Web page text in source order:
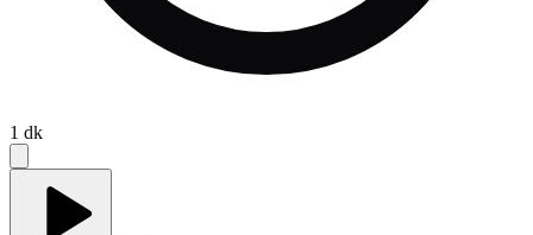
1 dk